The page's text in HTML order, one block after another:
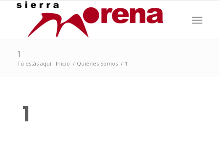
1
Tú estás aquí: Inicio / Quiénes Somos / 1